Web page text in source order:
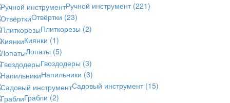
Ручной инструмент (221)
Отвёртки (23)
Плиткорезы (2)
Киянки (1)
Лопаты (5)
Гвоздодеры (3)
Напильники (3)
Садовый инструмент (15)
Грабли (2)